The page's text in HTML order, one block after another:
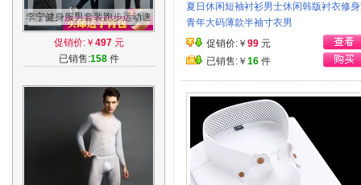
李宁健身服男套装跑步运动速
干紧身衣三四五件套篮球训练
服健身房
促销价:￥ 497元
已销售:158件
夏日休闲短袖衬衫男士休闲韩版衬衣修
青年大码薄款半袖寸衣男
促销价:￥ 99 元
已销售:￥ 16 件